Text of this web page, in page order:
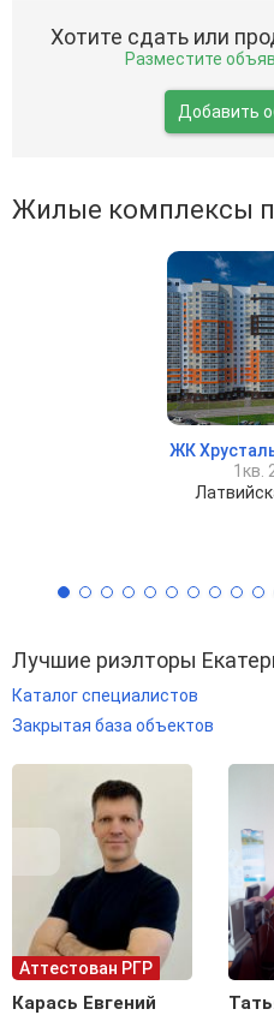
Хотите сдать или
Разместите
Добавить
Жилые комплексы
ЖК
1кв.
Лучшие риэлторы
Каталог специалистов
Закрытая база объектов
Аттестован РГР
Карась Евгений